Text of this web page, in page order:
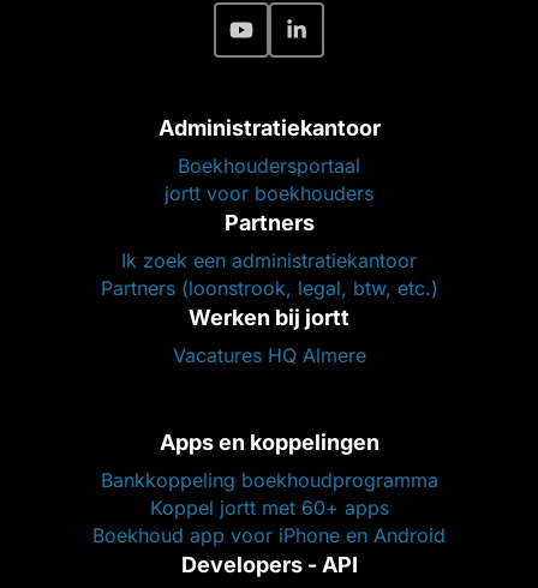
Administratiekantoor
Boekhoudersportaal
jortt voor boekhouders
Partners
Ik zoek een administratiekantoor
Partners (loonstrook, legal, btw, etc.)
Werken bij jortt
Vacatures HQ Almere
Apps en koppelingen
Bankkoppeling boekhoudprogramma
Koppel jortt met 60+ apps
Boekhoud app voor iPhone en Android
Developers - API